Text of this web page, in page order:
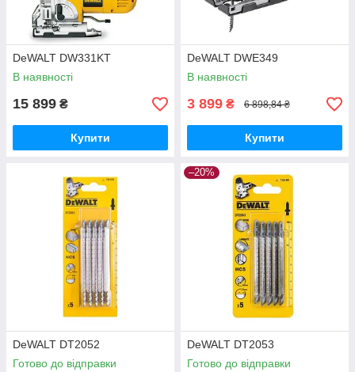
DeWALT DW331KT
В наявності
15 899 ₴
Купити
DeWALT DWE349
В наявності
3 899 ₴ 6 898,84 ₴
Купити
DeWALT DT2052
Готово до відправки
–20%
DeWALT DT2053
Готово до відправки